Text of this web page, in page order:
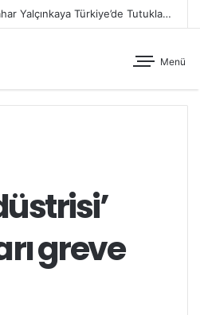
İsviçre’nin İade Ettiği Bahar Yalçınkaya Türkiye’de Tutuklandı
Menü
greve